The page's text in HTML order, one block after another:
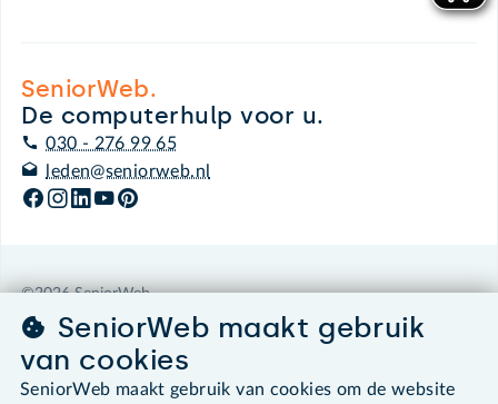
SeniorWeb.
De computerhulp voor u.
030 - 276 99 65
leden@seniorweb.nl
©2026 SeniorWeb
Algemene voorwaarden
Cookies en cookie-instellingen
Disclaimer
SeniorWeb maakt gebruik
van cookies
SeniorWeb maakt gebruik van cookies om de website